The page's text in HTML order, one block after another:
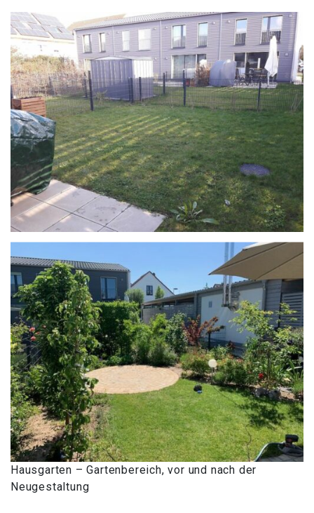
Hausgarten – Gartenbereich, vor und nach der
Neugestaltung